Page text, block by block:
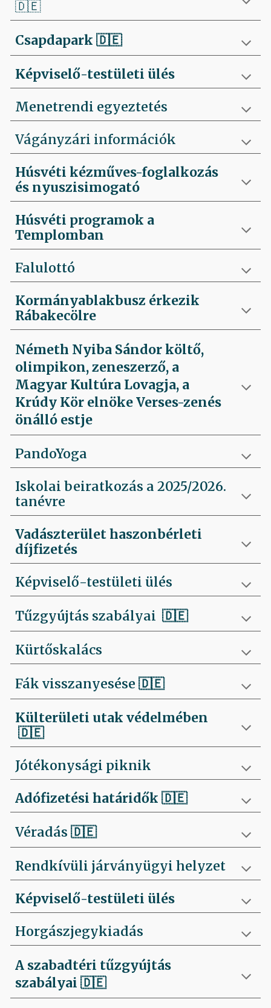
🇩🇪
Csapdapark 🇩🇪
Képviselő-testületi ülés
Menetrendi egyeztetés
Vágányzári információk
Húsvéti kézműves-foglalkozás
és nyuszisimogató
Húsvéti programok a
Templomban
Falulottó
Kormányablakbusz érkezik
Rábakecölre
Németh Nyiba Sándor költő,
olimpikon, zeneszerző, a
Magyar Kultúra Lovagja, a
Krúdy Kör elnöke Verses-zenés
önálló estje
PandoYoga
Iskolai beiratkozás a 2025/2026.
tanévre
Vadászterület haszonbérleti
díjfizetés
Képviselő-testületi ülés
Tűzgyújtás szabályai🇩🇪
Kürtőskalács
Fák visszanyesése🇩🇪
Külterületi utak védelmében
🇩🇪
Jótékonysági piknik
Adófizetési határidők🇩🇪
Véradás🇩🇪
Rendkívüli járványügyi helyzet
Képviselő-testületi ülés
Horgászjegykiadás
A szabadtéri tűzgyújtás
szabályai 🇩🇪